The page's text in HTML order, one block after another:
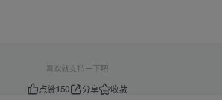
喜欢就支持一下吧
点赞150 分享
收藏